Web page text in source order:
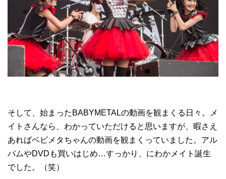
そして、始まったBABYMETALの動画を観まくる日々。メ
イトさんなら、わかっていただけると思いますが、暇さえ
あればベビメタちゃんの動画を観まくっていました。アル
バムやDVDも買いはじめ…すっかり、にわかメイト誕生
でした。（笑）